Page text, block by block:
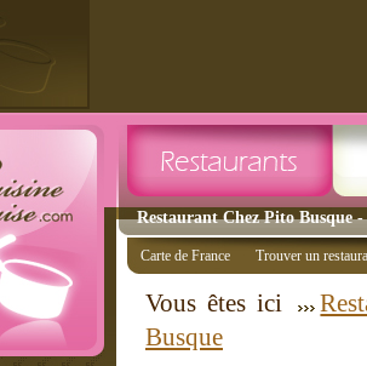
Restaurant Chez Pito Busque
Carte de France Trouver un
Vous êtes ici
Busque